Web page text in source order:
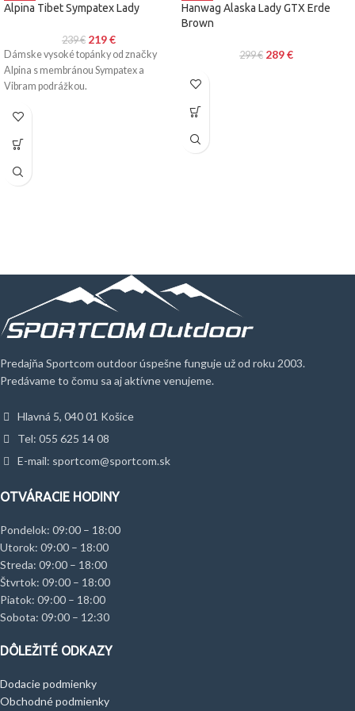
Alpina Tibet Sympatex Lady
239€ 219€
Dámske vysoké topánky od značky
Alpina s membránou Sympatex a
Vibram podrážkou.
Hanwag Alaska Lady GTX Erde
Brown
299€ 289€
Predajňa Sportcom outdoor úspešne funguje už od roku 2003.
Predávame to čomu sa aj aktívne venujeme.
Hlavná 5, 040 01 Košice
Tel: 055 625 14 08
E-mail: sportcom@sportcom.sk
OTVÁRACIE HODINY
Pondelok: 09:00 – 18:00
Utorok: 09:00 – 18:00
Streda: 09:00 – 18:00
Štvrtok: 09:00 – 18:00
Piatok: 09:00 – 18:00
Sobota: 09:00 – 12:30
DÔLEŽITÉ ODKAZY
Dodacie podmienky
Obchodné podmienky